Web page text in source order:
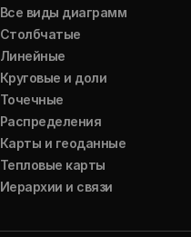
Все виды диаграмм
Столбчатые
Линейные
Круговые и доли
Точечные
Распределения
Карты и геоданные
Тепловые карты
Иерархии и связи